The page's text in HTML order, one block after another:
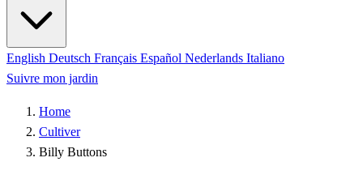
English Deutsch Français Español Nederlands Italiano
Suivre mon jardin
Home
Cultiver
Billy Buttons